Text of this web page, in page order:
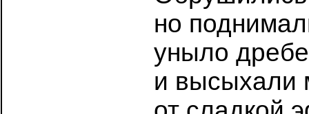
но
уныло
и высыхали